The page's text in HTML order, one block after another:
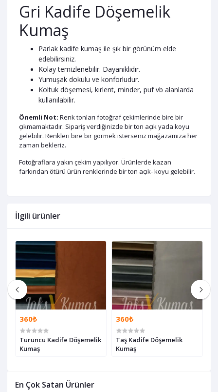
En Çok Satan Ürünler
Gri Kadife Döşemelik
Kumaş
Parlak kadife kumaş ile şık bir görünüm elde
edebilirsiniz.
Kolay temizlenebilir. Dayanıklıdır.
Yumuşak dokulu ve konforludur.
Koltuk döşemesi, kırlent, minder, puf vb alanlarda
kullanılabilir.
Önemli Not: Renk tonları fotoğraf çekimlerinde bire bir
çıkmamaktadır. Sipariş verdiğinizde bir ton açık yada koyu
gelebilir. Renkleri bire bir görmek isterseniz mağazamıza her
zaman bekleriz.
Fotoğraflara yakın çekim yapılıyor. Ürünlerde kazan
farkından ötürü ürün renklerinde bir ton açık- koyu gelebilir.
İlgili ürünler
360₺
Turuncu Kadife Döşemelik
Kumaş
360₺
Taş Kadife Döşemelik
Kumaş